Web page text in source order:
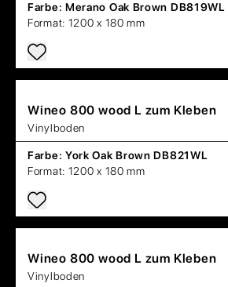
Farbe: Merano Oak Brown DB819WL
Format: 1200 x 180 mm
Wineo 800 wood L zum Kleben
Vinylboden
Farbe: York Oak Brown DB821WL
Format: 1200 x 180 mm
Wineo 800 wood L zum Kleben
Vinylboden